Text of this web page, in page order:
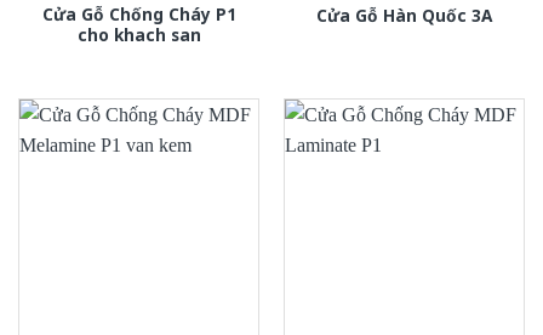
Cửa Gỗ Chống Cháy P1
cho khach san
Cửa Gỗ Hàn Quốc 3A